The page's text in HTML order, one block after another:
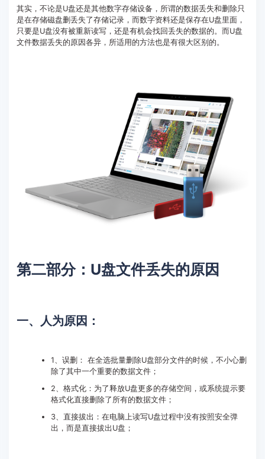
其实，不论是U盘还是其他数字存储设备，所谓的数据丢失和删除只
是在存储磁盘删丢失了存储记录，而数字资料还是保存在U盘里面，
只要是U盘没有被重新读写，还是有机会找回丢失的数据的。而U盘
文件数据丢失的原因各异，所适用的方法也是有很大区别的。
第二部分：U盘文件丢失的原因
一、人为原因：
1、误删： 在全选批量删除U盘部分文件的时候，不小心删
除了其中一个重要的数据文件；
2、格式化：为了释放U盘更多的存储空间，或系统提示要
格式化直接删除了所有的数据文件；
3、直接拔出：在电脑上读写U盘过程中没有按照安全弹
出，而是直接拔出U盘；